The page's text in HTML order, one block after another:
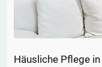
Häusliche Pflege in